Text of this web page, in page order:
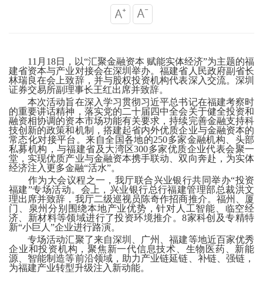
11月18日，以“汇聚金融资本 赋能实体经济”为主题的福
建省资本与产业对接会在深圳举办。福建省人民政府副省长
林瑞良在会上致辞，并与股权投资机构代表深入交流。深圳
证券交易所副理事长王红出席并致辞。
本次活动旨在深入学习贯彻习近平总书记在福建考察时
的重要讲话精神，落实党的二十届四中全会关于健全投资和
融资相协调的资本市场功能有关要求，持续完善金融支持科
技创新的政策和机制，搭建起省内外优质企业与金融资本的
常态化对接平台。来自全国各地的250多家金融机构、头部
私募机构，与福建省及大湾区300多家优质企业代表会聚一
堂，实现优质产业与金融资本携手联动、双向奔赴，为实体
经济注入更多金融“活水”。
作为大会议程之一，我厅联合兴业银行共同举办“投资
福建”专场活动。会上，兴业银行总行福建管理部总裁洪文
理出席并致辞，我厅二级巡视员陈奇作招商推介。福州、厦
门、泉州分别围绕本地产业优势，针对人工智能、临空经
济、新材料等领域进行了投资环境推介。8家科创及专精特
新“小巨人”企业进行路演。
专场活动汇聚了来自深圳、广州、福建等地近百家优秀
企业和投资机构，聚焦新一代信息技术、生物医药、新能
源、智能制造等前沿领域，助力产业链延链、补链、强链，
为福建产业转型升级注入新动能。